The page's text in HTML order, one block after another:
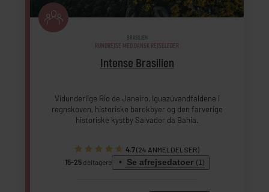
Intense Brasilien
BRASILIEN
RUNDREJSE MED DANSK REJSELEDER
Vidunderlige Rio de Janeiro, Iguazúvandfaldene i
regnskoven, historiske barokbyer og den farverige
historiske kystby Salvador da Bahia.
4.7(24 ANMELDELSER)
15-25deltagere Se afrejsedatoer (1)